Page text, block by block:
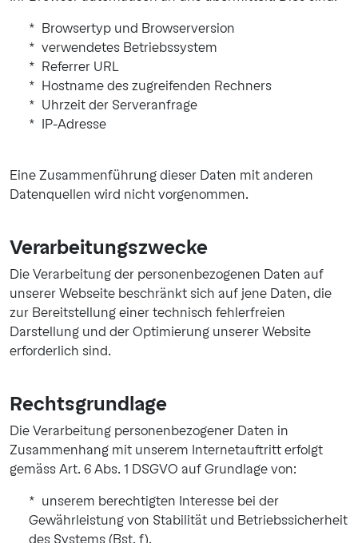
Browsertyp und Browserversion
verwendetes Betriebssystem
Referrer URL
Hostname des zugreifenden Rechners
Uhrzeit der Serveranfrage
IP-Adresse
Eine Zusammenführung dieser Daten mit anderen
Datenquellen wird nicht vorgenommen.
Verarbeitungszwecke
Die Verarbeitung der personenbezogenen Daten auf
unserer Webseite beschränkt sich auf jene Daten, die
zur Bereitstellung einer technisch fehlerfreien
Darstellung und der Optimierung unserer Website
erforderlich sind.
Rechtsgrundlage
Die Verarbeitung personenbezogener Daten in
Zusammenhang mit unserem Internetauftritt erfolgt
gemäss Art. 6 Abs. 1 DSGVO auf Grundlage von:
unserem berechtigten Interesse bei der
Gewährleistung von Stabilität und Betriebssicherheit
des Systems (Bst. f).